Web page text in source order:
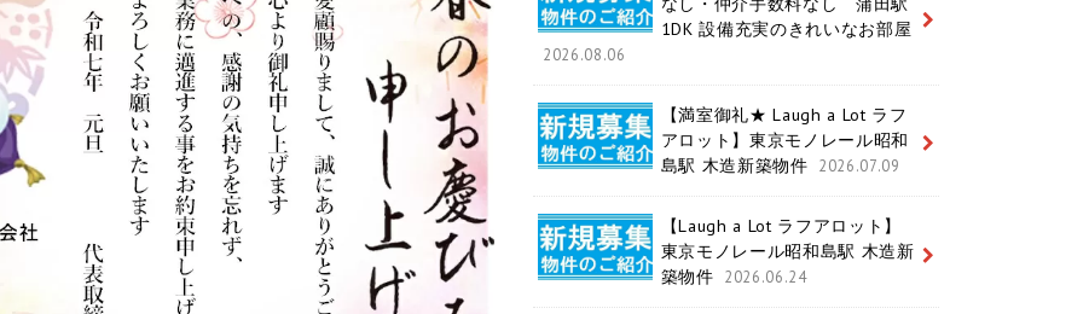
1DK 設備充実のきれいなお部屋
2026.08.06
【満室御礼★ Laugh a Lot ラフ
アロット】東京モノレール昭和
島駅 木造新築物件
2026.07.09
【Laugh a Lot ラフアロット】
東京モノレール昭和島駅 木造新
築物件
2026.06.24